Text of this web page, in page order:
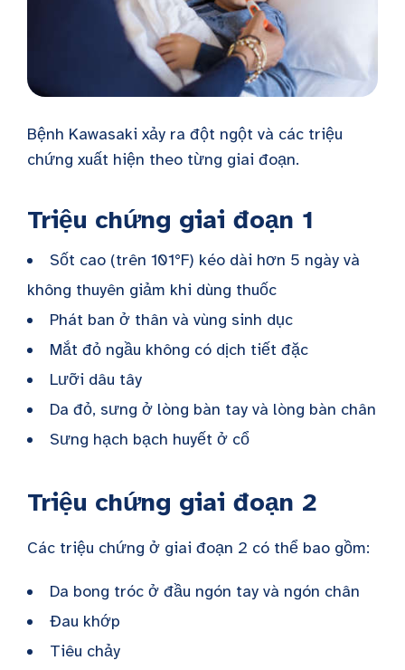
Bệnh Kawasaki xảy ra đột ngột và các triệu
chứng xuất hiện theo từng giai đoạn.
Triệu chứng giai đoạn 1
Sốt cao (trên 101°F) kéo dài hơn 5 ngày và
không thuyên giảm khi dùng thuốc
Phát ban ở thân và vùng sinh dục
Mắt đỏ ngầu không có dịch tiết đặc
Lưỡi dâu tây
Da đỏ, sưng ở lòng bàn tay và lòng bàn chân
Sưng hạch bạch huyết ở cổ
Triệu chứng giai đoạn 2
Các triệu chứng ở giai đoạn 2 có thể bao gồm:
Da bong tróc ở đầu ngón tay và ngón chân
Đau khớp
Tiêu chảy